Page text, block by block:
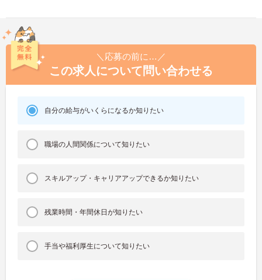
＼応募の前に…／
この求人について問い合わせる
自分の給与がいくらになるか知りたい
職場の人間関係について知りたい
スキルアップ・キャリアアップできるか知りたい
残業時間・年間休日が知りたい
手当や福利厚生について知りたい